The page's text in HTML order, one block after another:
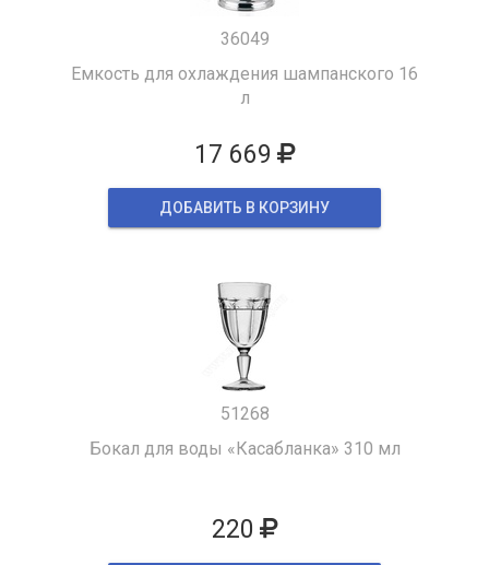
36049
Емкость для охлаждения шампанского 16
л
17 669
ДОБАВИТЬ В КОРЗИНУ
51268
Бокал для воды «Касабланка» 310 мл
220